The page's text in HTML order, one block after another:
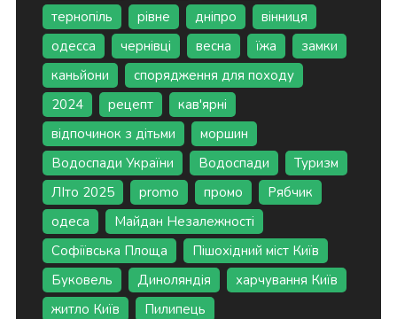
тернопіль
рівне дніпро
вінниця
одесса
чернівці весна їжа
замки
каньйони
спорядження для походу
2024
рецепт
кав'ярні
відпочинок з дітьми
моршин
Водоспади України
Водоспади
Туризм
ЛІто 2025
promo промо
Рябчик
одеса
Майдан Незалежності
Софіївська Площа
Пішохідний міст Київ
Буковель
Диноляндія
харчування Київ
житло Київ
Пилипець